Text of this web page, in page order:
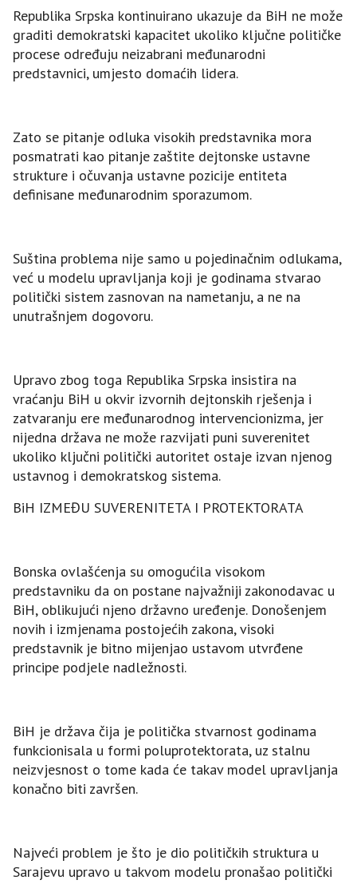
Republika Srpska kontinuirano ukazuje da BiH ne može
graditi demokratski kapacitet ukoliko ključne političke
procese određuju neizabrani međunarodni
predstavnici, umjesto domaćih lidera.
Zato se pitanje odluka visokih predstavnika mora
posmatrati kao pitanje zaštite dejtonske ustavne
strukture i očuvanja ustavne pozicije entiteta
definisane međunarodnim sporazumom.
Suština problema nije samo u pojedinačnim odlukama,
već u modelu upravljanja koji je godinama stvarao
politički sistem zasnovan na nametanju, a ne na
unutrašnjem dogovoru.
Upravo zbog toga Republika Srpska insistira na
vraćanju BiH u okvir izvornih dejtonskih rješenja i
zatvaranju ere međunarodnog intervencionizma, jer
nijedna država ne može razvijati puni suverenitet
ukoliko ključni politički autoritet ostaje izvan njenog
ustavnog i demokratskog sistema.
BiH IZMEĐU SUVERENITETA I PROTEKTORATA
Bonska ovlašćenja su omogućila visokom
predstavniku da on postane najvažniji zakonodavac u
BiH, oblikujući njeno državno uređenje. Donošenjem
novih i izmjenama postojećih zakona, visoki
predstavnik je bitno mijenjao ustavom utvrđene
principe podjele nadležnosti.
BiH je država čija je politička stvarnost godinama
funkcionisala u formi poluprotektorata, uz stalnu
neizvjesnost o tome kada će takav model upravljanja
konačno biti završen.
Najveći problem je što je dio političkih struktura u
Sarajevu upravo u takvom modelu pronašao politički